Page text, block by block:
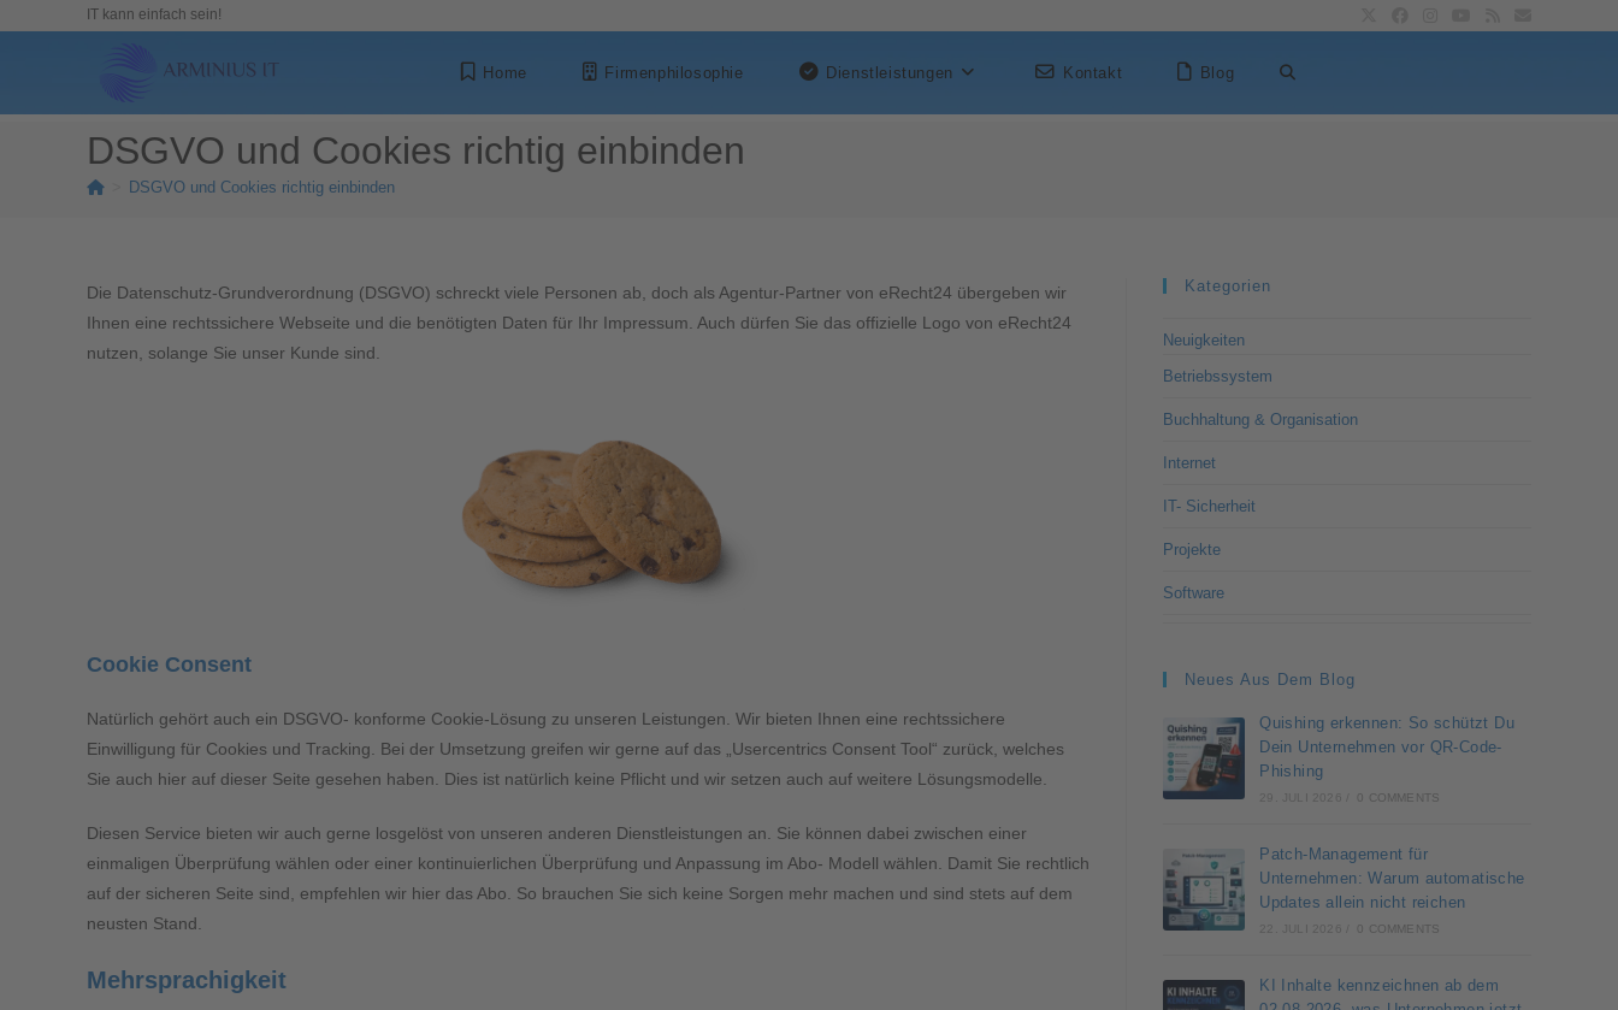
IT kann einfach sein!
Home Firmenphilosophie Dienstleistungen Kontakt Blog
DSGVO und Cookies richtig einbinden
DSGVO und Cookies richtig einbinden
Die Datenschutz-Grundverordnung (DSGVO) schreckt viele Personen ab, doch als Agentur-Partner von eRecht24 übergeben wir
Ihnen eine rechtssichere Webseite und die benötigten Daten für Ihr Impressum. Auch dürfen Sie das offizielle Logo von eRecht24
nutzen, solange Sie unser Kunde sind.
Cookie Consent
Natürlich gehört auch ein DSGVO- konforme Cookie-Lösung zu unseren Leistungen. Wir bieten Ihnen eine rechtssichere
Einwilligung für Cookies und Tracking. Bei der Umsetzung greifen wir gerne auf das „Usercentrics Consent Tool“ zurück, welches
Sie auch hier auf dieser Seite gesehen haben. Dies ist natürlich keine Pflicht und wir setzen auch auf weitere Lösungsmodelle.
Diesen Service bieten wir auch gerne losgelöst von unseren anderen Dienstleistungen an. Sie können dabei zwischen einer
einmaligen Überprüfung wählen oder einer kontinuierlichen Überprüfung und Anpassung im Abo- Modell wählen. Damit Sie rechtlich
auf der sicheren Seite sind, empfehlen wir hier das Abo. So brauchen Sie sich keine Sorgen mehr machen und sind stets auf dem
neusten Stand.
Mehrsprachigkeit
Kategorien
Neuigkeiten
Betriebssystem
Buchhaltung & Organisation
Internet
IT- Sicherheit
Projekte
Software
Neues Aus Dem Blog
Quishing erkennen: So schützt Du
Dein Unternehmen vor QR-Code-
Phishing
29. JULI 2026 0 COMMENTS
Patch-Management für
Unternehmen: Warum automatische
Updates allein nicht reichen
22. JULI 2026 0 COMMENTS
KI Inhalte kennzeichnen ab dem